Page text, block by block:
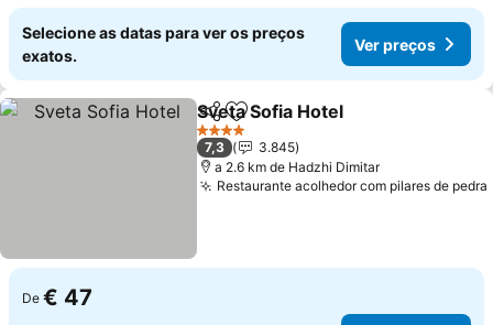
Selecione as datas para ver os preços
exatos.
Ver preços
PartilharAdicionar aos favoritos
Sveta Sofia Hotel
4 Estrelas
7,3
3.845
a 2.6 km de Hadzhi Dimitar
Restaurante acolhedor com pilares de pedra
De € 47